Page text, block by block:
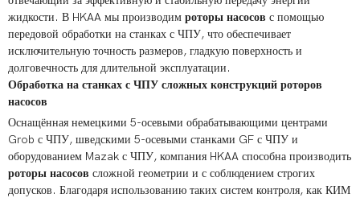
жидкости. В HKAA мы производим роторы насосов с помощью
передовой обработки на станках с ЧПУ, что обеспечивает
исключительную точность размеров, гладкую поверхность и
долговечность для длительной эксплуатации.
Обработка на станках с ЧПУ сложных конструкций роторов
насосов
Оснащённая немецкими 5-осевыми обрабатывающими центрами
Grob с ЧПУ, шведскими 5-осевыми станками GF с ЧПУ и
оборудованием Mazak с ЧПУ, компания HKAA способна производить
роторы насосов сложной геометрии и с соблюдением строгих
допусков. Благодаря использованию таких систем контроля, как КИМ